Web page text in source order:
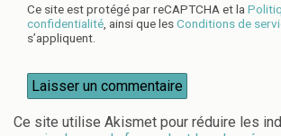
Ce site est protégé par reCAPTCHA et la
confidentialité , ainsi que lesConditions de
s’appliquent.
Ce site utilise Akismet pour réduire les